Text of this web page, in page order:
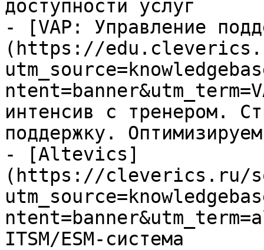
доступности услуг
- [VAP: Управление
(https://
интенсив с тренером.
поддержку.
- [Altevics]
(https://cleverics.ru/
ITSM/ESM-система